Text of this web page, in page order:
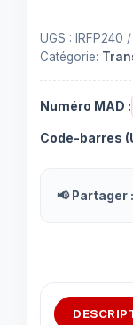
UGS :
IRFP240
Catégorie:
Numéro MAD :
Code-barres
📢 Partager :